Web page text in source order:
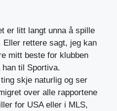
er litt langt unna å spille
Eller rettere sagt, jeg kan
mitt beste for klubben
til Sportiva.
skje naturlig og ser
over alle rapportene
for USA eller i MLS,